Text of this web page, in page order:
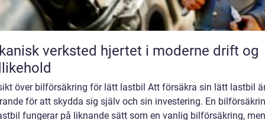
verksted hjertet i moderne drift og
över bilförsäkring för lätt lastbil Att försäkra sin lätt lastbil
för att skydda sig själv och sin investering. En
fungerar på liknande sätt som en vanlig bilförsäkring,